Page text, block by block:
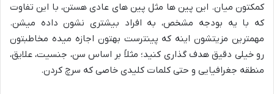
کمکتون میان. این پین ها مثل پین های عادی هستن، با این تفاوت
که با یه بودجه مشخص، به افراد بیشتری نشون داده میشن.
مهمترین مزیتشون اینه که پینترست بهتون اجازه میده مخاطبتون
رو خیلی دقیق هدف گذاری کنید؛ مثلاً بر اساس سن، جنسیت، علایق،
منطقه جغرافیایی و حتی کلمات کلیدی خاصی که سرچ کردن.